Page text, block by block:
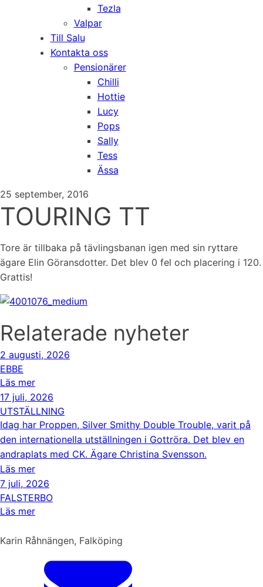
Tezla
Valpar
Till Salu
Kontakta oss
Pensionärer
Chilli
Hottie
Lucy
Pops
Sally
Tess
Ässa
25 september, 2016
TOURING TT
Tore är tillbaka på tävlingsbanan igen med sin ryttare
ägare Elin Göransdotter. Det blev 0 fel och placering i 120.
Grattis!
Relaterade nyheter
2 augusti, 2026
EBBE
Läs mer
17 juli, 2026
UTSTÄLLNING
Idag har Proppen, Silver Smithy Double Trouble, varit på
den internationella utställningen i Gottröra. Det blev en
andraplats med CK. Ägare Christina Svensson.
Läs mer
7 juli, 2026
FALSTERBO
Läs mer
Karin Råhnängen, Falköping